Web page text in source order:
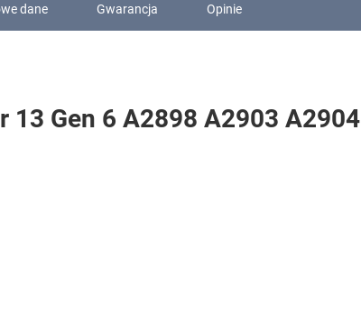
dane Gwarancja Opinie
13 Gen 6 A2898 A2903 A2904